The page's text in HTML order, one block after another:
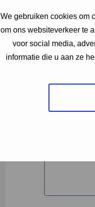
We gebruiken cookies om
om ons websiteverkeer te
voor social media,
informatie die u aan ze
"* " geeft
1
Volledige